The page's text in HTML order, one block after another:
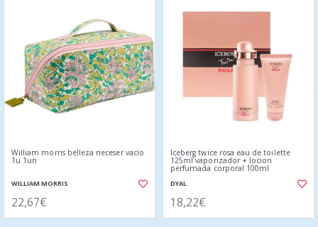
William morris belleza neceser vacío
1u 1un
WILLIAM MORRIS
22,67€
Iceberg twice rosa eau de toilette
125ml vaporizador + locion
perfumada corporal 100ml
DYAL
18,22€